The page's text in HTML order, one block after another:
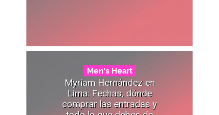
Men's Heart
Myriam Hernández en
Lima: Fechas, dónde
comprar las entradas y